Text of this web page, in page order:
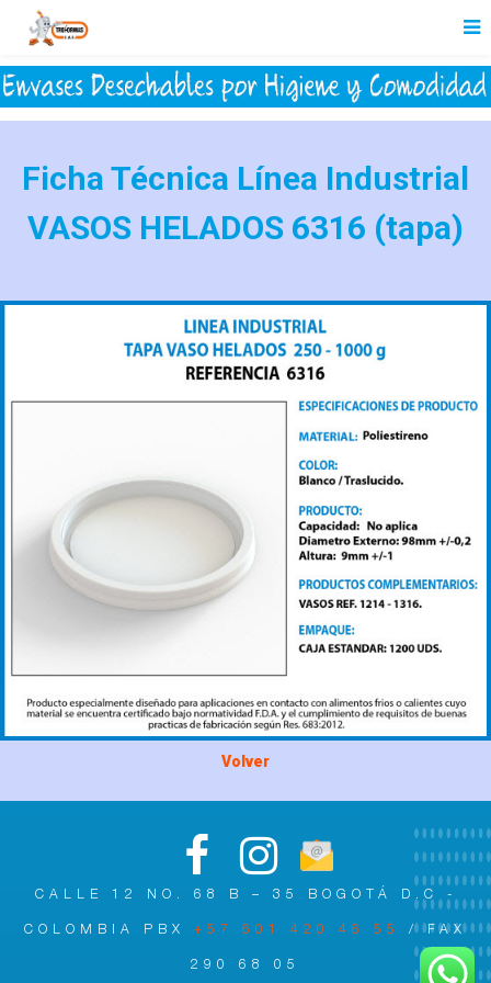
Ficha Técnica Línea Industrial
VASOS HELADOS 6316 (tapa)
Volver
CALLE 12 NO. 68 B – 35 BOGOTÁ D.C -
COLOMBIA PBX +57 601 420 46 55 / FAX
290 68 05